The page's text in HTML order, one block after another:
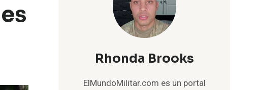
Rhonda Brooks
ElMundoMilitar.com es un portal